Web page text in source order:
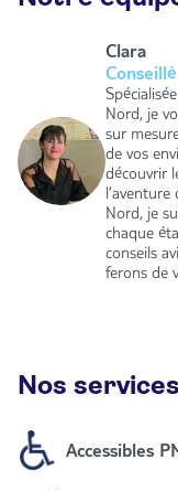
Clara
Nord, je
sur
de vos
découvrir
l’aventure
Nord, je
chaque
conseils
ferons de
Nos services
Accessibles